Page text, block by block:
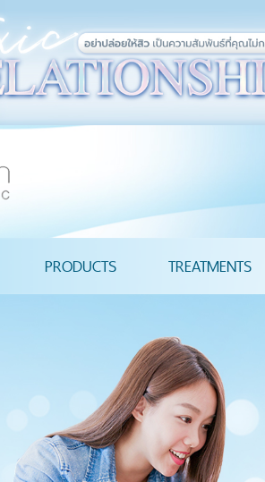
PRODUCTS TREATMENTS